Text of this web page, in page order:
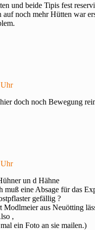
und beide Tipis fest
auf noch mehr Hütten war
doch noch Bewegung
un d Hähne
muß eine Absage für das
gefällig ?
aus Neuötting
,
ein Foto an sie mailen.)